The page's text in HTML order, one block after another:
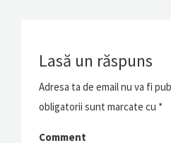
Lasă un răspuns
Adresa ta de email nu va fi
obligatorii sunt marcate cu *
Comment